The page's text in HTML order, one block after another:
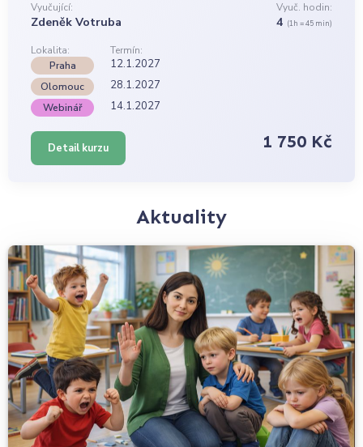
Vyučující:
Zdeněk Votruba
Vyuč. hodin:
4 (1h = 45 min)
Lokalita:
Termín:
Praha
12.1.2027
Olomouc 28.1.2027
Webinář 14.1.2027
Detail kurzu 1 750 Kč
Aktuality